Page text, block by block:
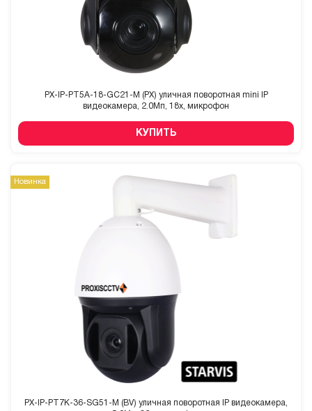
PX-IP-PT5A-18-GC21-M (PX) уличная поворотная mini IP
видеокамера, 2.0Мп, 18x, микрофон
КУПИТЬ
Новинка
PX-IP-PT7K-36-SG51-M (BV) уличная поворотная IP видеокамера,